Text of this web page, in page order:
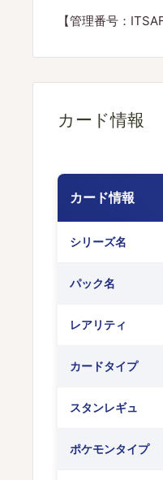
【管理番号：
カード情報
カード情報
シリーズ名
パック名
レアリティ
カードタイプ
スタンレギュ
ポケモンタイプ